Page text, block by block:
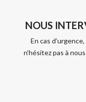
NOUS
En cas
n’hésitez pas à